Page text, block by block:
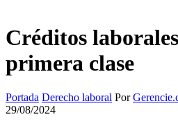
Créditos
primera clase
Portada Derecho laboral Por
29/08/2024